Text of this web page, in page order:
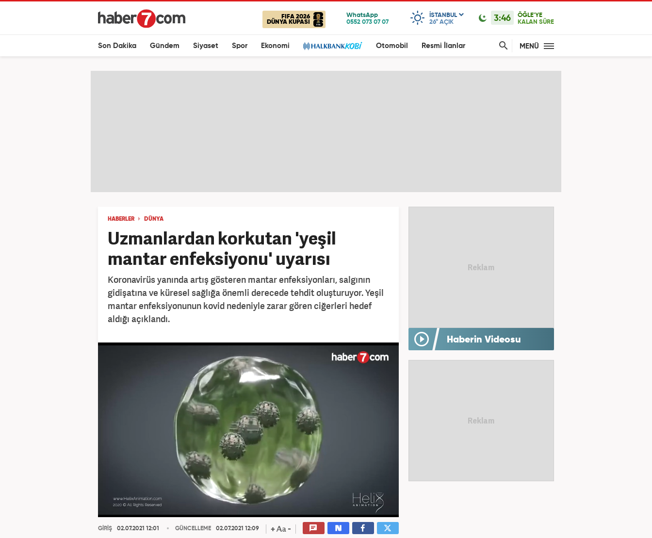
FIFA 2026
DÜNYA KUPASI
ISTANBUL
26° AÇIK 3:46
ÖĞLE'YE
KALAN SÜRE
Son Dakika Gündem Siyaset Spor Ekonomi Otomobil Resmi İlanlar MENÜ
HABERLER DÜNYA
Uzmanlardan korkutan 'yeşil
mantar enfeksiyonu' uyarısı
Koronavirüs yanında artış gösteren mantar enfeksiyonları, salgının
gidişatına ve küresel sağlığa önemli derecede tehdit oluşturuyor. Yeşil
mantar enfeksiyonunun kovid nedeniyle zarar gören ciğerleri hedef
aldığı açıklandı.
GİRİŞ 02.07.2021 12:01 GÜNCELLEME 02.07.2021 12:09
Haberin Videosu